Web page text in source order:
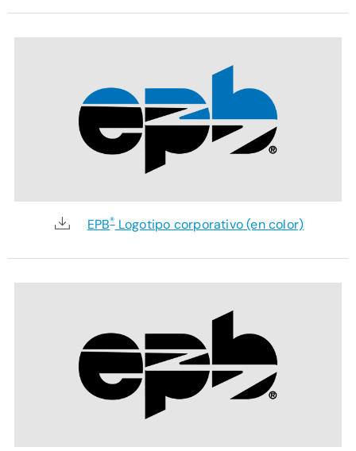
EPB®Logotipo corporativo (en color)